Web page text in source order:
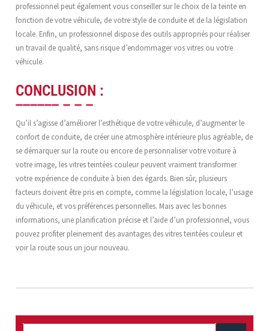
professionnel peut également vous conseiller sur le choix de la teinte en
fonction de votre véhicule, de votre style de conduite et de la législation
locale. Enfin, un professionnel dispose des outils appropriés pour réaliser
un travail de qualité, sans risque d’endommager vos vitres ou votre
véhicule.
CONCLUSION :
Qu’il s’agisse d’améliorer l’esthétique de votre véhicule, d’augmenter le
confort de conduite, de créer une atmosphère intérieure plus agréable, de
se démarquer sur la route ou encore de personnaliser votre voiture à
votre image, les vitres teintées couleur peuvent vraiment transformer
votre expérience de conduite à bien des égards. Bien sûr, plusieurs
facteurs doivent être pris en compte, comme la législation locale, l’usage
du véhicule, et vos préférences personnelles. Mais avec les bonnes
informations, une planification précise et l’aide d’un professionnel, vous
pouvez profiter pleinement des avantages des vitres teintées couleur et
voir la route sous un jour nouveau.